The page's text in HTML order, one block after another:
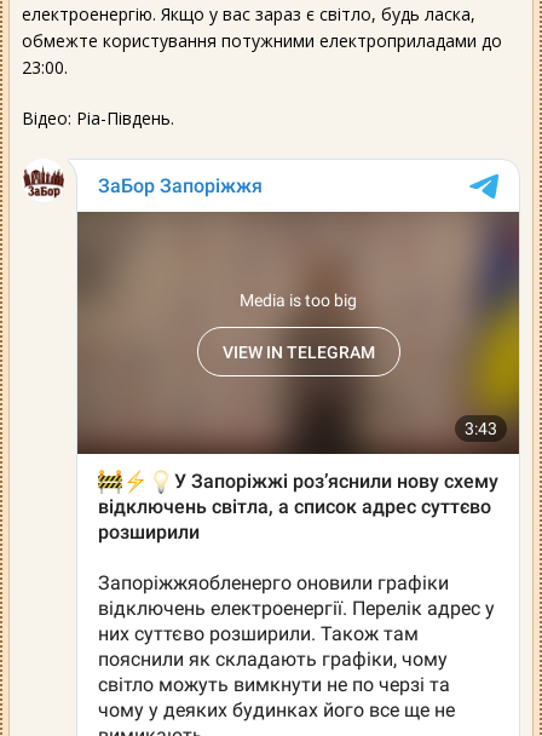
електроенергію. Якщо у вас зараз є світло, будь ласка,
обмежте користування потужними електроприладами до
23:00.
Відео: Ріа-Південь.